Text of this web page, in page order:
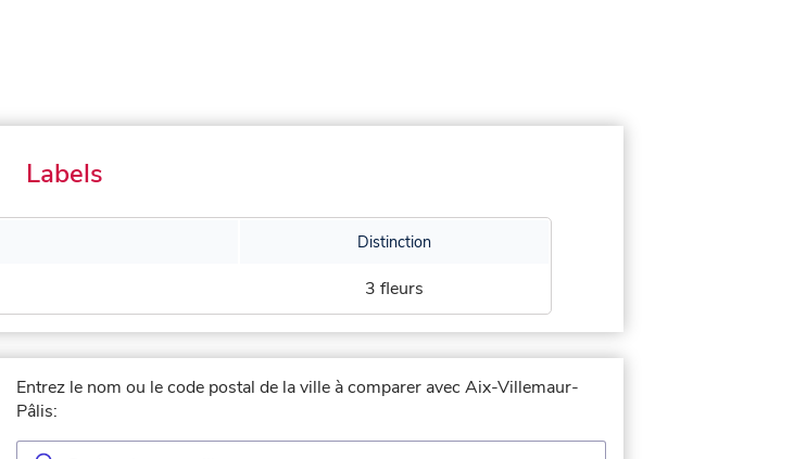
Labels
Distinction
3 fleurs
Entrez le nom ou le code postal de la ville à comparer avec Aix-Villemaur-
Pâlis: